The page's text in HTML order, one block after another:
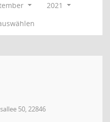
2021
50, 22846